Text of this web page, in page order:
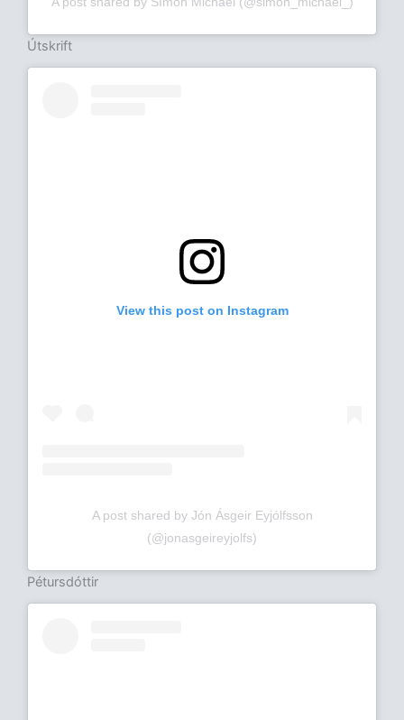
Útskrift
View this post on Instagram
A post shared by Jón Ásgeir Eyjólfsson
(@jonasgeireyjolfs)
Pétursdóttir